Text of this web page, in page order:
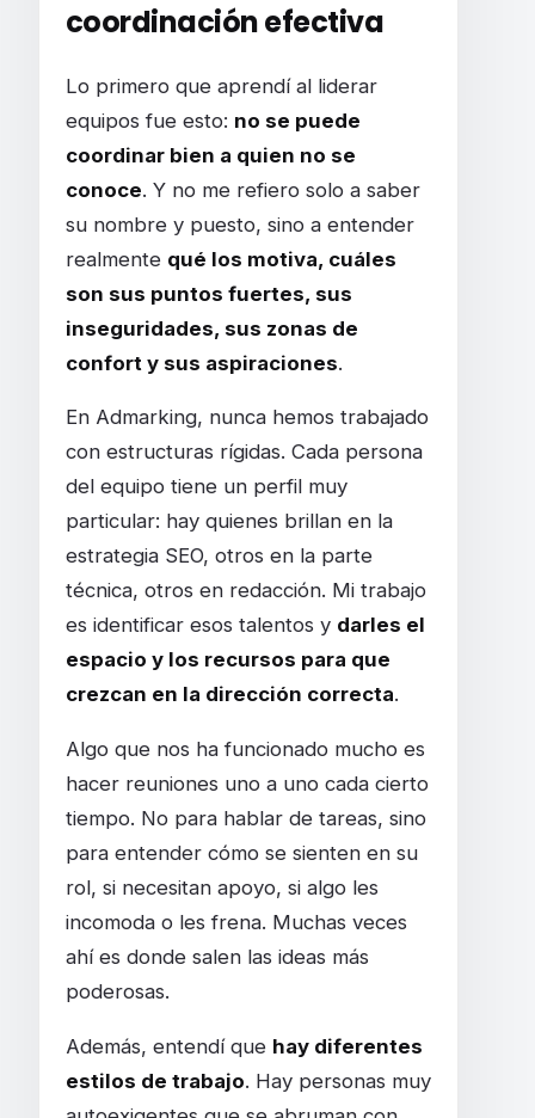
coordinación efectiva
Lo primero que aprendí al liderar
equipos fue esto: no se puede
coordinar bien a quien no se
conoce. Y no me refiero solo a saber
su nombre y puesto, sino a entender
realmente qué los motiva, cuáles
son sus puntos fuertes, sus
inseguridades, sus zonas de
confort y sus aspiraciones.
En Admarking, nunca hemos trabajado
con estructuras rígidas. Cada persona
del equipo tiene un perfil muy
particular: hay quienes brillan en la
estrategia SEO, otros en la parte
técnica, otros en redacción. Mi trabajo
es identificar esos talentos y darles el
espacio y los recursos para que
crezcan en la dirección correcta.
Algo que nos ha funcionado mucho es
hacer reuniones uno a uno cada cierto
tiempo. No para hablar de tareas, sino
para entender cómo se sienten en su
rol, si necesitan apoyo, si algo les
incomoda o les frena. Muchas veces
ahí es donde salen las ideas más
poderosas.
Además, entendí que hay diferentes
estilos de trabajo. Hay personas muy